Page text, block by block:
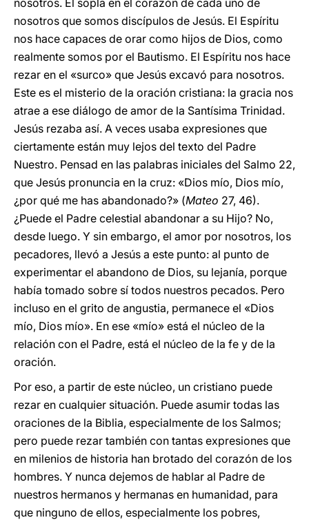
nosotros. Él sopla en el corazón de cada uno de
nosotros que somos discípulos de Jesús. El Espíritu
nos hace capaces de orar como hijos de Dios, como
realmente somos por el Bautismo. El Espíritu nos hace
rezar en el «surco» que Jesús excavó para nosotros.
Este es el misterio de la oración cristiana: la gracia nos
atrae a ese diálogo de amor de la Santísima Trinidad.
Jesús rezaba así. A veces usaba expresiones que
ciertamente están muy lejos del texto del Padre
Nuestro. Pensad en las palabras iniciales del Salmo 22,
que Jesús pronuncia en la cruz: «Dios mío, Dios mío,
¿por qué me has abandonado?» (Mateo 27, 46).
¿Puede el Padre celestial abandonar a su Hijo? No,
desde luego. Y sin embargo, el amor por nosotros, los
pecadores, llevó a Jesús a este punto: al punto de
experimentar el abandono de Dios, su lejanía, porque
había tomado sobre sí todos nuestros pecados. Pero
incluso en el grito de angustia, permanece el «Dios
mío, Dios mío». En ese «mío» está el núcleo de la
relación con el Padre, está el núcleo de la fe y de la
oración.
Por eso, a partir de este núcleo, un cristiano puede
rezar en cualquier situación. Puede asumir todas las
oraciones de la Biblia, especialmente de los Salmos;
pero puede rezar también con tantas expresiones que
en milenios de historia han brotado del corazón de los
hombres. Y nunca dejemos de hablar al Padre de
nuestros hermanos y hermanas en humanidad, para
que ninguno de ellos, especialmente los pobres,